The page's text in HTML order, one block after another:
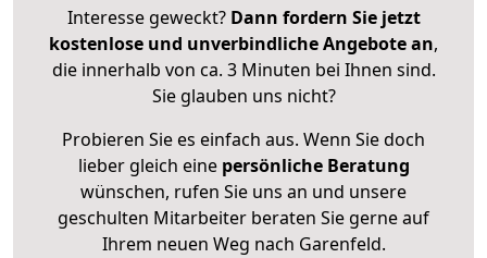
Interesse geweckt? Dann fordern Sie jetzt
kostenlose und unverbindliche Angebote an,
die innerhalb von ca. 3 Minuten bei Ihnen sind.
Sie glauben uns nicht?
Probieren Sie es einfach aus. Wenn Sie doch
lieber gleich eine persönliche Beratung
wünschen, rufen Sie uns an und unsere
geschulten Mitarbeiter beraten Sie gerne auf
Ihrem neuen Weg nach Garenfeld.